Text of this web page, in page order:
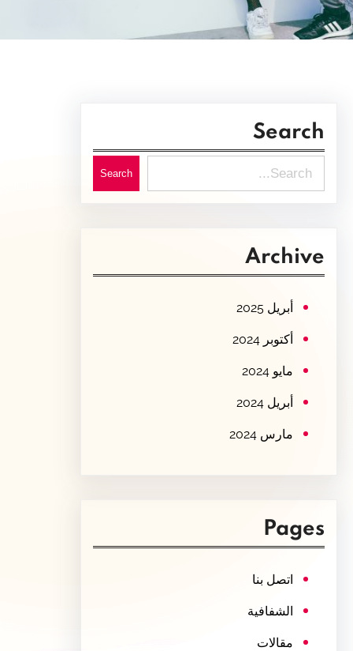
Search
e
c
Search
Archive
أبريل 2025
أكتوبر 2024
مايو 2024
أبريل 2024
مارس 2024
Pages
اتصل بنا
الشفافية
مقالات